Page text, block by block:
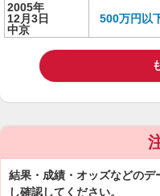
2005年
12月3日
中京
500万円以
結果・成績・オッズなどの
し確認してください。